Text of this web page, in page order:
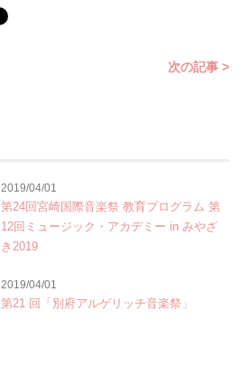
次の記事 >
2019/04/01
第24回宮崎国際音楽祭 教育プログラム 第
12回ミュージック・アカデミー in みやざ
き2019
2019/04/01
第21 回「別府アルゲリッチ音楽祭」